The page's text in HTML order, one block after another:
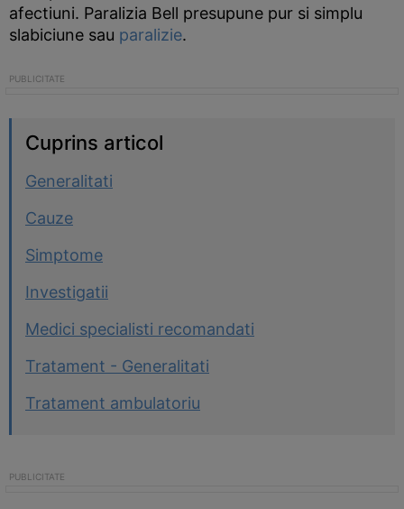
afectiuni. Paralizia Bell presupune pur si simplu
slabiciune sau paralizie.
Cuprins articol
Generalitati
Cauze
Simptome
Investigatii
Medici specialisti recomandati
Tratament - Generalitati
Tratament ambulatoriu